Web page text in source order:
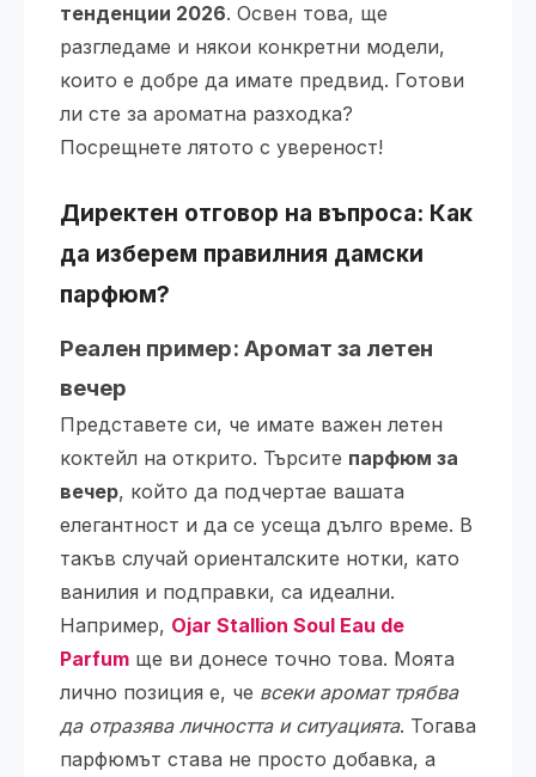
тенденции 2026. Освен това, ще
разгледаме и някои конкретни модели,
които е добре да имате предвид. Готови
ли сте за ароматна разходка?
Посрещнете лятото с увереност!
Директен отговор на въпроса: Как
да изберем правилния дамски
парфюм?
Реален пример: Аромат за летен
вечер
Представете си, че имате важен летен
коктейл на открито. Търсите парфюм за
вечер, който да подчертае вашата
елегантност и да се усеща дълго време. В
такъв случай ориенталските нотки, като
ванилия и подправки, са идеални.
Например, Ojar Stallion Soul Eau de
Parfum ще ви донесе точно това. Моята
лично позиция е, че всеки аромат трябва
да отразява личността и ситуацията. Тогава
парфюмът става не просто добавка, а